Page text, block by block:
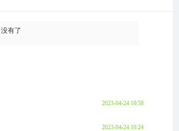
有了
2023-04-24 10:58
2023-04-24 10:24